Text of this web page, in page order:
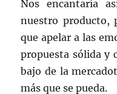
Nos encantaría
nuestro producto,
que apelar a las
propuesta sólida y
bajo de la
más que se pueda.